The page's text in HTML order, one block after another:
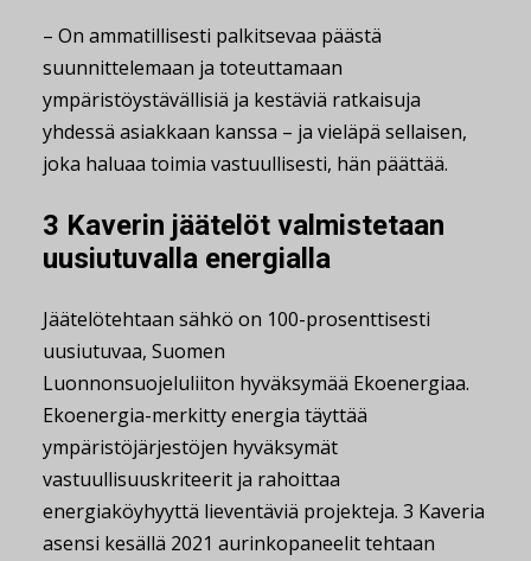
– On ammatillisesti palkitsevaa päästä
suunnittelemaan ja toteuttamaan
ympäristöystävällisiä ja kestäviä ratkaisuja
yhdessä asiakkaan kanssa – ja vieläpä sellaisen,
joka haluaa toimia vastuullisesti, hän päättää.
3 Kaverin jäätelöt valmistetaan
uusiutuvalla energialla
Jäätelötehtaan sähkö on 100-prosenttisesti
uusiutuvaa, Suomen
Luonnonsuojeluliiton hyväksymää Ekoenergiaa.
Ekoenergia-merkitty energia täyttää
ympäristöjärjestöjen hyväksymät
vastuullisuuskriteerit ja rahoittaa
energiaköyhyyttä lieventäviä projekteja. 3 Kaveria
asensi kesällä 2021 aurinkopaneelit tehtaan